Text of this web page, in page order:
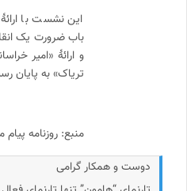
این نشست با
باب ضرورت یک
و ارائهٔ «امیر
تریاک» به پایان
منبع: روزنامه پیام
دوست و همکار گرامی